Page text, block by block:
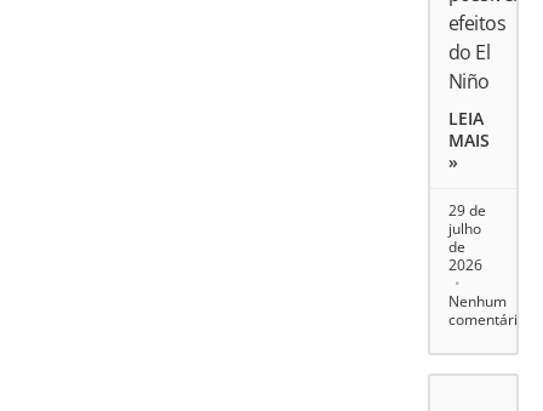
efeitos
do El
Niño
LEIA
MAIS
»
29 de
julho
de
2026
Nenhum
comentário